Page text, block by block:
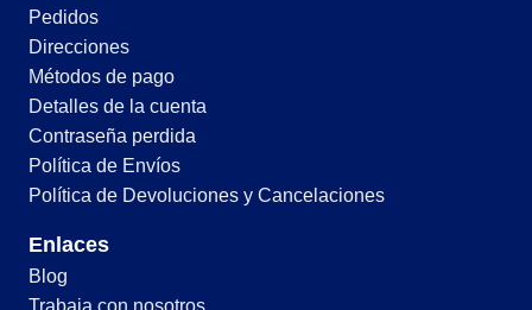
Pedidos
Direcciones
Métodos de pago
Detalles de la cuenta
Contraseña perdida
Política de Envíos
Política de Devoluciones y Cancelaciones
Enlaces
Blog
Trabaja con nosotros